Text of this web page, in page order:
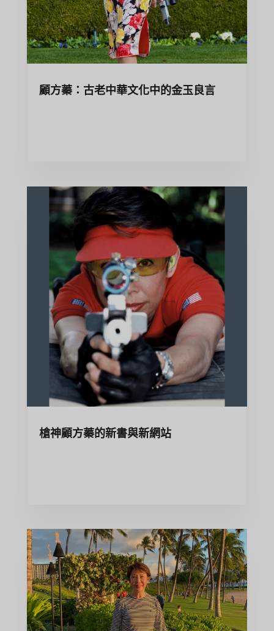
顧方蓁：古老中華文化中的金玉良言
槍神顧方蓁的新書與新網站